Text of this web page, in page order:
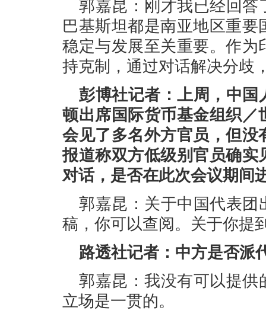
郭嘉昆：刚才我已经回答
巴基斯坦都是南亚地区重
稳定与发展至关重要。作
持克制，通过对话解决分歧
彭博社记者：上周，中国
顿出席国际货币基金组织
会见了多名外方官员，但
报道称双方低级别官员确
对话，是否在此次会议期间
郭嘉昆：关于中国代表团
稿，你可以查阅。关于你提
路透社记者：中方是否派
郭嘉昆：我没有可以提供
立场是一贯的。